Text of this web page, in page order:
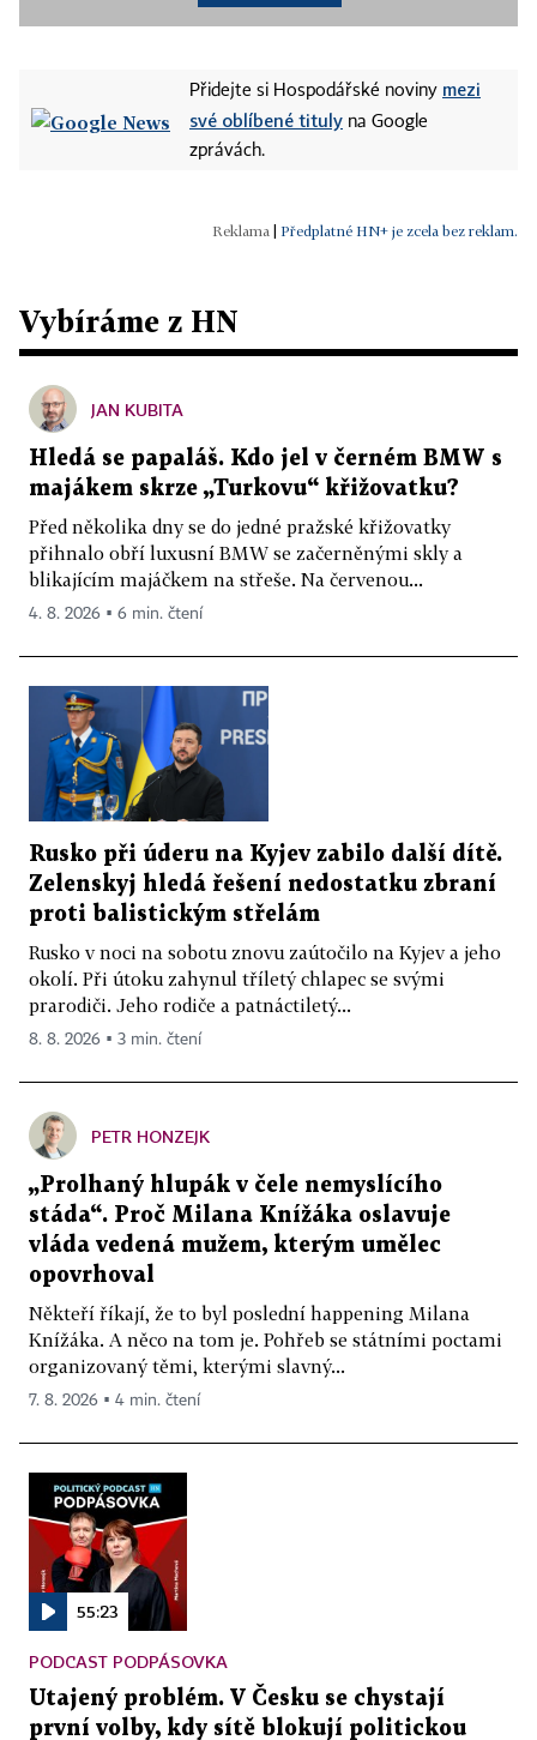
Přidejte si Hospodářské noviny mezi
své oblíbené tituly na Google
zprávách.
Předplatné HN+ je zcela bez reklam.
Vybíráme z HN
JAN KUBITA
Hledá se papaláš. Kdo jel v černém BMW s
majákem skrze „Turkovu“ křižovatku?
Před několika dny se do jedné pražské křižovatky
přihnalo obří luxusní BMW se začerněnými skly a
blikajícím majáčkem na střeše. Na červenou...
4. 8. 2026 ▪ 6 min. čtení
Rusko při úderu na Kyjev zabilo další dítě.
Zelenskyj hledá řešení nedostatku zbraní
proti balistickým střelám
Rusko v noci na sobotu znovu zaútočilo na Kyjev a jeho
okolí. Při útoku zahynul tříletý chlapec se svými
prarodiči. Jeho rodiče a patnáctiletý...
8. 8. 2026 ▪ 3 min. čtení
PETR HONZEJK
„Prolhaný hlupák v čele nemyslícího
stáda“. Proč Milana Knížáka oslavuje
vláda vedená mužem, kterým umělec
opovrhoval
Někteří říkají, že to byl poslední happening Milana
Knížáka. A něco na tom je. Pohřeb se státními poctami
organizovaný těmi, kterými slavný...
7. 8. 2026 ▪ 4 min. čtení
55:23
PODCAST PODPÁSOVKA
Utajený problém. V Česku se chystají
první volby, kdy sítě blokují politickou